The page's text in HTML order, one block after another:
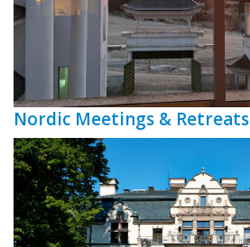
Nordic Meetings & Retreats